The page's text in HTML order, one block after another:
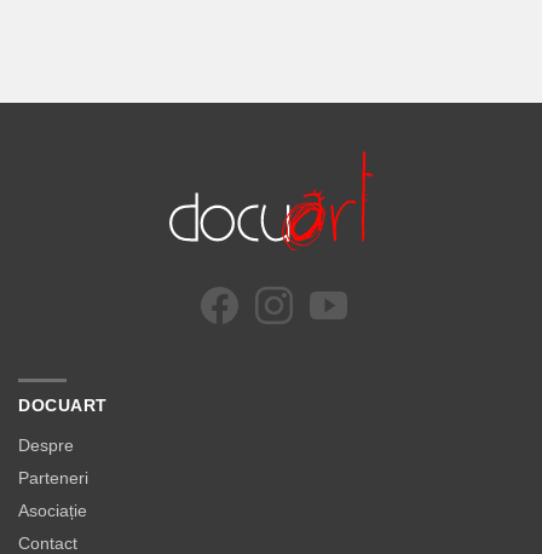
DOCUART
Despre
Parteneri
Asociație
Contact